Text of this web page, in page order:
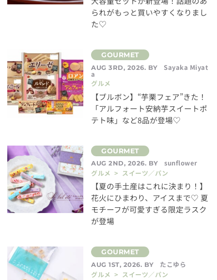
られがもっと買いやすくなりまし
た♡
AUG 3RD, 2026. BY Sayaka Miyat
a
グルメ
【ブルボン】“芋栗フェア”きた！
「アルフォート安納芋スイートポ
テト味」など8品が登場♡
AUG 2ND, 2026. BY
sunflower
グルメ > スイーツ／パン
【夏の手土産はこれに決まり！】
花火にひまわり、アイスまで♡ 夏
モチーフが可愛すぎる限定ラスク
が登場
AUG 1ST, 2026. BY
たこゆら
グルメ > スイーツ／パン